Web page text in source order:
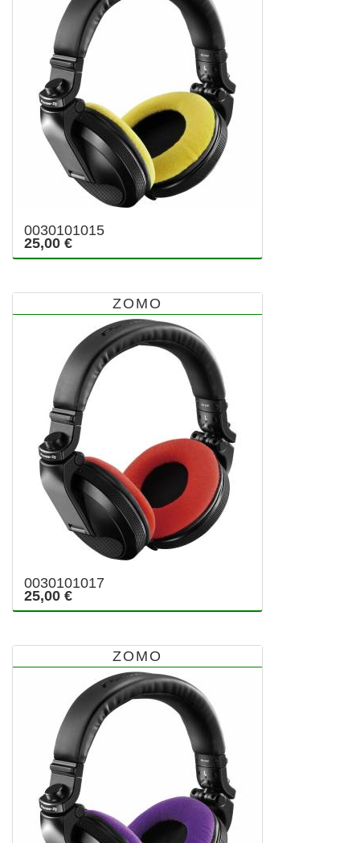
0030101015
25,00 €
ZOMO
0030101017
25,00 €
ZOMO